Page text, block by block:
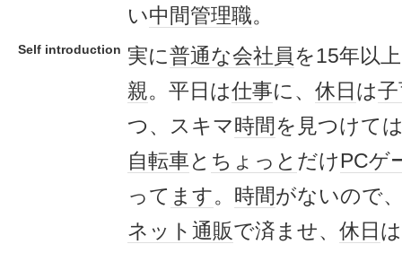
い中間管理職。
Self introduction 実に普通な会社員を15年以
親。平日は仕事に、 休日 は
つ、スキマ時間を見つけて
自転車と ちょっと だけPCゲ
って ます。 時間がないので
ネット通販で済ませ、 休日